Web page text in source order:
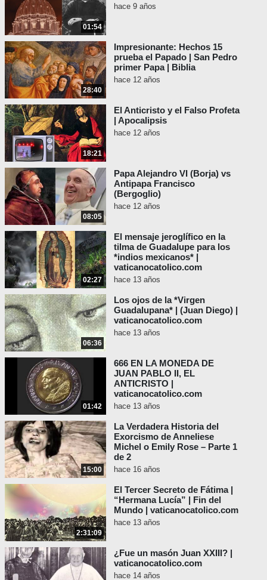
01:54
hace 9 años
28:40
Impresionante: Hechos 15
prueba el Papado | San Pedro
primer Papa | Biblia
hace 12 años
18:21
El Anticristo y el Falso Profeta
| Apocalipsis
hace 12 años
08:05
Papa Alejandro VI (Borja) vs
Antipapa Francisco
(Bergoglio)
hace 12 años
02:27
El mensaje jeroglífico en la
tilma de Guadalupe para los
*indios mexicanos* |
vaticanocatolico.com
hace 13 años
06:36
Los ojos de la *Virgen
Guadalupana* | (Juan Diego) |
vaticanocatolico.com
hace 13 años
01:42
666 EN LA MONEDA DE
JUAN PABLO II, EL
ANTICRISTO |
vaticanocatolico.com
hace 13 años
15:00
La Verdadera Historia del
Exorcismo de Anneliese
Michel o Emily Rose – Parte 1
de 2
hace 16 años
2:31:09
El Tercer Secreto de Fátima |
“Hermana Lucía” | Fin del
Mundo | vaticanocatolico.com
hace 13 años
¿Fue un masón Juan XXIII? |
vaticanocatolico.com
hace 14 años